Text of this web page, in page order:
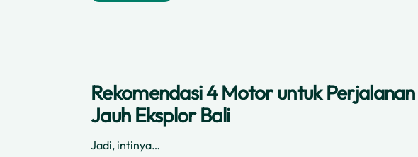
Rekomendasi 4 Motor untuk Perjalanan
Jauh Eksplor Bali
Jadi, intinya…